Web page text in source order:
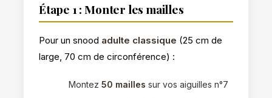
Étape 1 : Monter les mailles
Pour un snood adulte classique (25 cm de
large, 70 cm de circonférence) :
Montez 50 mailles sur vos aiguilles n°7